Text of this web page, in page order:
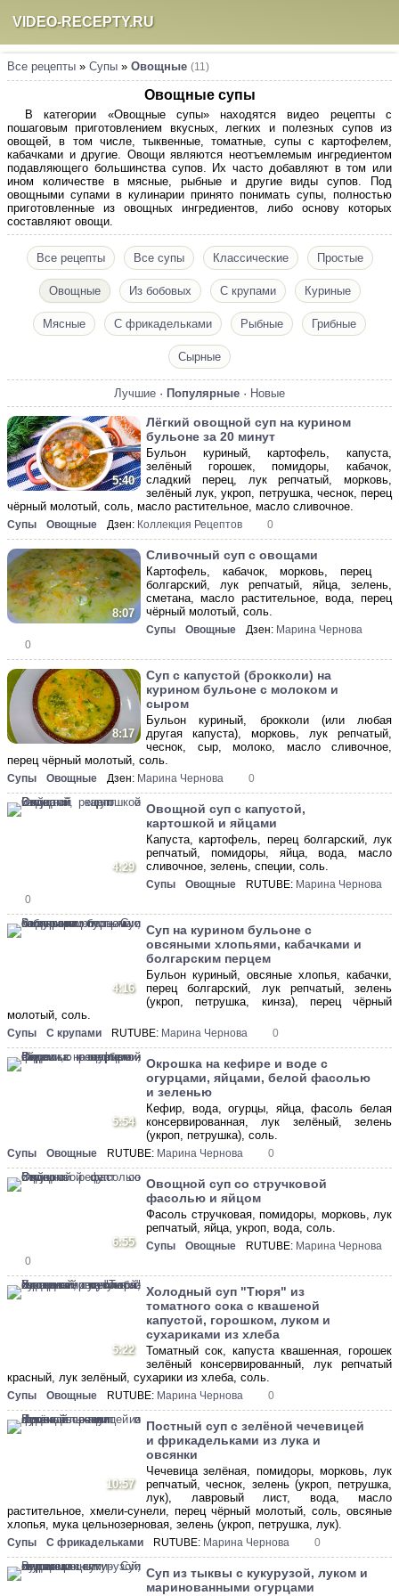
VIDEO-RECEPTY.RU
Все рецепты » Супы » Овощные (11)
Овощные супы
В категории «Овощные супы» находятся видео рецепты с
пошаговым приготовлением вкусных, легких и полезных супов из
овощей, в том числе, тыквенные, томатные, супы с картофелем,
кабачками и другие. Овощи являются неотъемлемым ингредиентом
подавляющего большинства супов. Их часто добавляют в том или
ином количестве в мясные, рыбные и другие виды супов. Под
овощными супами в кулинарии принято понимать супы, полностью
приготовленные из овощных ингредиентов, либо основу которых
составляют овощи.
Все рецепты Все супы Классические Простые
Овощные Из бобовых С крупами Куриные
Мясные С фрикадельками Рыбные Грибные
Сырные
Лучшие · Популярные · Новые
5:40
Лёгкий овощной суп на курином
бульоне за 20 минут
Бульон куриный, картофель, капуста,
зелёный горошек, помидоры, кабачок,
сладкий перец, лук репчатый, морковь,
зелёный лук, укроп, петрушка, чеснок, перец
чёрный молотый, соль, масло растительное, масло сливочное.
Супы Овощные Дзен: Коллекция Рецептов 0
8:07
Сливочный суп с овощами
Картофель, кабачок, морковь, перец
болгарский, лук репчатый, яйца, зелень,
сметана, масло растительное, вода, перец
чёрный молотый, соль.
Супы Овощные Дзен: Марина Чернова
0
8:17
Суп с капустой (брокколи) на
курином бульоне с молоком и
сыром
Бульон куриный, брокколи (или любая
другая капуста), морковь, лук репчатый,
чеснок, сыр, молоко, масло сливочное,
перец чёрный молотый, соль.
Супы Овощные Дзен: Марина Чернова 0
4:29
Овощной суп с капустой,
картошкой и яйцами
Капуста, картофель, перец болгарский, лук
репчатый, помидоры, яйца, вода, масло
сливочное, зелень, специи, соль.
Супы Овощные RUTUBE: Марина Чернова
0
4:16
Суп на курином бульоне с
овсяными хлопьями, кабачками и
болгарским перцем
Бульон куриный, овсяные хлопья, кабачки,
перец болгарский, лук репчатый, зелень
(укроп, петрушка, кинза), перец чёрный
молотый, соль.
Супы С крупами RUTUBE: Марина Чернова 0
5:54
Окрошка на кефире и воде с
огурцами, яйцами, белой фасолью
и зеленью
Кефир, вода, огурцы, яйца, фасоль белая
консервированная, лук зелёный, зелень
(укроп, петрушка), соль.
Супы Овощные RUTUBE: Марина Чернова 0
6:55
Овощной суп со стручковой
фасолью и яйцом
Фасоль стручковая, помидоры, морковь, лук
репчатый, яйца, укроп, вода, соль.
Супы Овощные RUTUBE: Марина Чернова
0
5:22
Холодный суп "Тюря" из
томатного сока с квашеной
капустой, горошком, луком и
сухариками из хлеба
Томатный сок, капуста квашенная, горошек
зелёный консервированный, лук репчатый
красный, лук зелёный, сухарики из хлеба, соль.
Супы Овощные RUTUBE: Марина Чернова 0
10:57
Постный суп с зелёной чечевицей
и фрикадельками из лука и
овсянки
Чечевица зелёная, помидоры, морковь, лук
репчатый, чеснок, зелень (укроп, петрушка,
лук), лавровый лист, вода, масло
растительное, хмели-сунели, перец чёрный молотый, соль, овсяные
хлопья, мука цельнозерновая, зелень (укроп, петрушка, лук).
Супы С фрикадельками RUTUBE: Марина Чернова 0
Суп из тыквы с кукурузой, луком и
маринованными огурцами